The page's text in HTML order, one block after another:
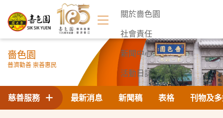
關於嗇色園
社會責任
新聞中心
活動日誌
聯絡我們
嗇色園
普濟勸善 崇善惠民
最新消息 新聞稿 表格 刊物及
慈善服務